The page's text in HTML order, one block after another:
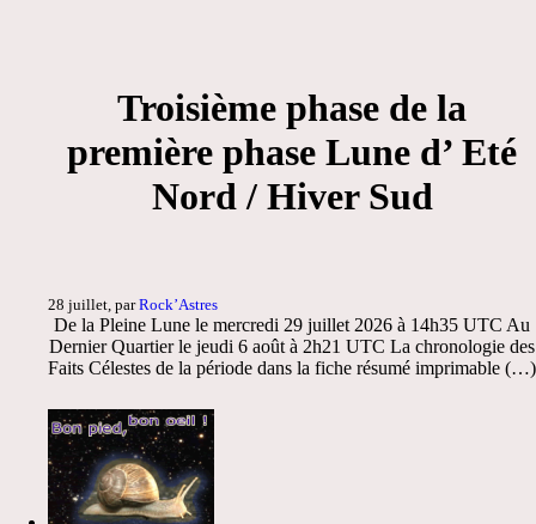
Troisième phase de la
première phase Lune d’ Eté
Nord / Hiver Sud
28 juillet, parRock’Astres
De la Pleine Lune le mercredi 29 juillet 2026 à 14h35 UTC Au
Dernier Quartier le jeudi 6 août à 2h21 UTC La chronologie des
Faits Célestes de la période dans la fiche résumé imprimable (…)